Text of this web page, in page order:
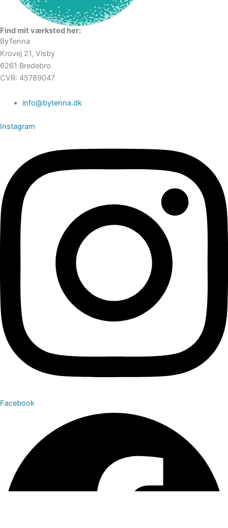
Find mit værksted her:
ByTenna
Krovej 21, Visby
6261 Bredebro
CVR: 45789047
info@bytenna.dk
Instagram
Facebook